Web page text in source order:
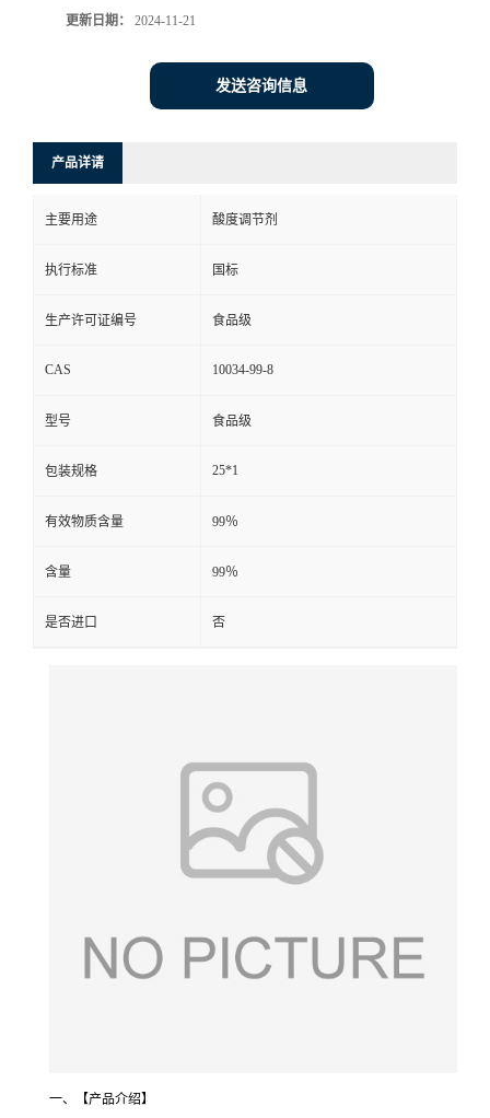
更新日期： 2024-11-21
发送咨询信息
产品详请
主要用途 酸度调节剂
执行标准 国标
生产许可证编号 食品级
CAS 10034-99-8
型号 食品级
包装规格 25*1
有效物质含量 99％
含量 99％
是否进口 否
一、【产品介绍】